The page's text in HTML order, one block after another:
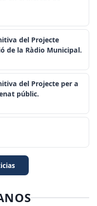
del Projecte
de la Ràdio Municipal.
del Projecte per a
públic.